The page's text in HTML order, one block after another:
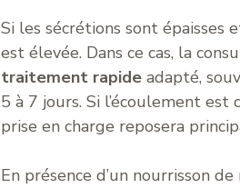
Si les sécrétions sont épaisses
est élevée. Dans ce cas, la
traitement rapideadapté,
5 à 7 jours. Si l’écoulement
prise en charge reposera
En présence d’un nourrisson